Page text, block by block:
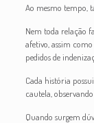
Ao mesmo tempo,
Nem toda relação
afetivo, assim
pedidos de
Cada história
cautela,
Quando surgem